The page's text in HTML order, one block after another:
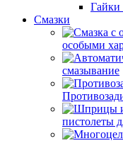
Смазки
особыми
смазывание
пистолеты